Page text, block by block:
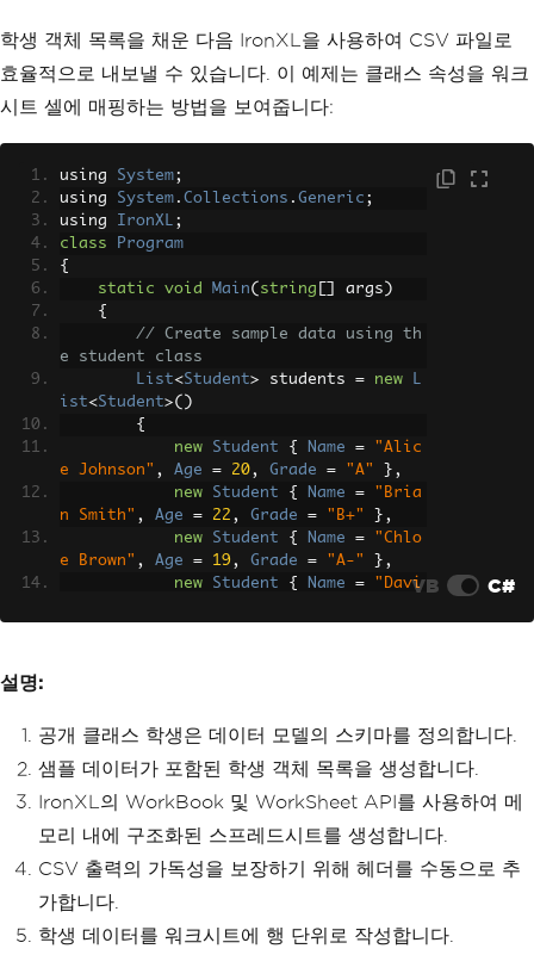
학생 객체 목록을 채운 다음 IronXL을 사용하여 CSV 파일로
효율적으로 내보낼 수 있습니다. 이 예제는 클래스 속성을 워크
시트 셀에 매핑하는 방법을 보여줍니다:
using System;
using System . Collections . Generic ;
using IronXL ;
class
Program
{
static
void Main( string args )
{
// Create sample data using th
e student class
List<Student> students = new
L
ist<Student>()
{
new
Student { Name =
"Alic
e Johnson" , Age = 20, Grade = "A"
},
new
Student { Name =
"Bria
n Smith" , Age = 22 , Grade = "B+"
},
new
Student { Name =
"Chlo
e Brown" , Age = 19 , Grade = "A-"
},
new
Student { Name =
"Davi
WorkSheet sheet = workbook.Cre
ateWorkSheet( "Students");
        sheet
["A1" ]. Value = "Name"
        sheet
["B1"].Value = "Age";
// Add student data to the wor
ksheet
ount; i++)
VB C#
설명:
공개 클래스 학생은 데이터 모델의 스키마를 정의합니다.
샘플 데이터가 포함된 학생 객체 목록을 생성합니다.
IronXL의 WorkBook 및 WorkSheet API를 사용하여 메
모리 내에 구조화된 스프레드시트를 생성합니다.
CSV 출력의 가독성을 보장하기 위해 헤더를 수동으로 추
가합니다.
학생 데이터를 워크시트에 행 단위로 작성합니다.